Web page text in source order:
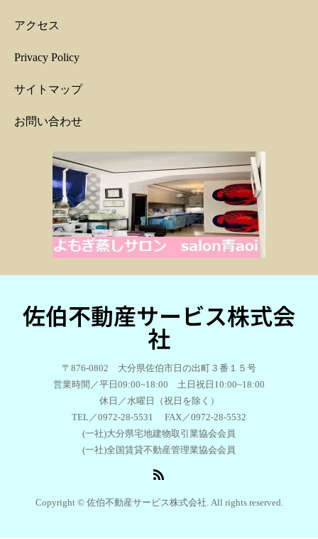
アクセス
Privacy Policy
サイトマップ
お問い合わせ
佐伯不動産サービス株式会
社
〒876-0802 大分県佐伯市日の出町３番１５号
営業時間／平日09:00~18:00 土日祝日10:00~18:00
休日／水曜日（祝日を除く）
TEL／0972-28-5531 FAX／0972-28-5532
(一社)大分県宅地建物取引業協会会員
(一社)全国賃貸不動産管理業協会会員
Copyright © 佐伯不動産サービス株式会社. All rights reserved.